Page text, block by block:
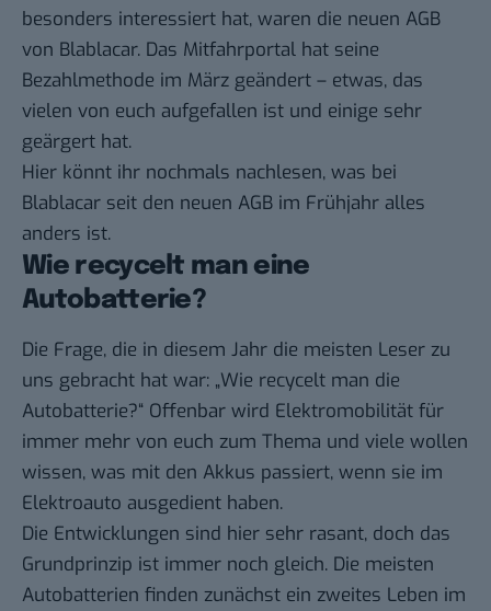
besonders interessiert hat, waren die neuen AGB
von Blablacar. Das Mitfahrportal hat seine
Bezahlmethode im März geändert – etwas, das
vielen von euch aufgefallen ist und einige sehr
geärgert hat.
Hier könnt ihr nochmals nachlesen, was bei
Blablacar seit den neuen AGB im Frühjahr alles
anders ist.
Wie recycelt man eine
Autobatterie?
Die Frage, die in diesem Jahr die meisten Leser zu
uns gebracht hat war: „Wie recycelt man die
Autobatterie?“ Offenbar wird Elektromobilität für
immer mehr von euch zum Thema und viele wollen
wissen, was mit den Akkus passiert, wenn sie im
Elektroauto ausgedient haben.
Die Entwicklungen sind hier sehr rasant, doch das
Grundprinzip ist immer noch gleich. Die meisten
Autobatterien finden zunächst ein zweites Leben im